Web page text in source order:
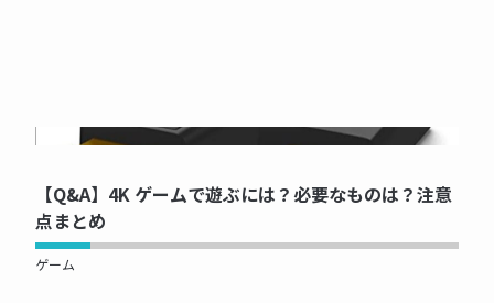
【Q&A】4K ゲームで遊ぶには？必要なものは？注意
点まとめ
ゲーム